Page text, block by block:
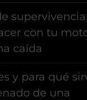
supervivencia:
con tu
caída
y para qué
de una